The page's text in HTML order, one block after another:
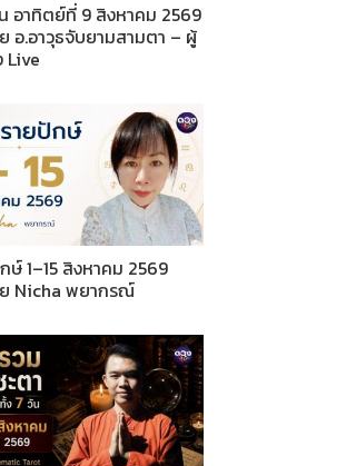
อาทิตย์ที่ 9 สิงหาคม 2569
อ.อาวุธจับยามสามตา – ผู้
Live
ษ์ 1–15 สิงหาคม 2569
Nicha พยากรณ์